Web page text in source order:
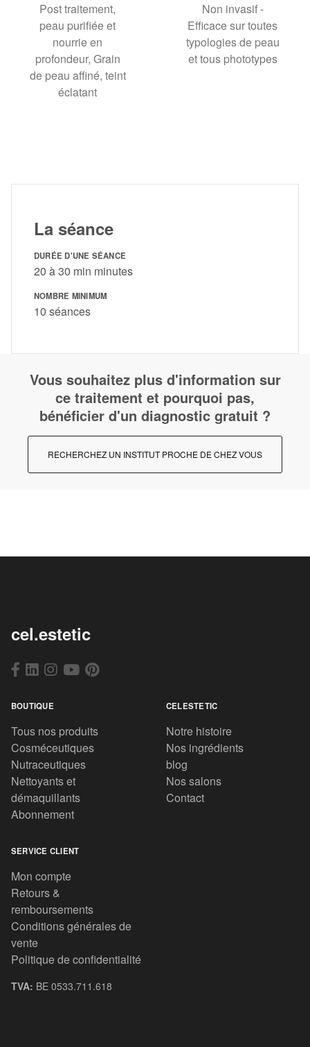
Post traitement,
peau purifiée et
nourrie en
profondeur, Grain
de peau affiné, teint
éclatant
Non invasif -
Efficace sur toutes
typologies de peau
et tous phototypes
La séance
DURÉE D'UNE SÉANCE
20 à 30 min minutes
NOMBRE MINIMUM
10 séances
Vous souhaitez plus d'information sur
ce traitement et pourquoi pas,
bénéficier d'un diagnostic gratuit ?
RECHERCHEZ UN INSTITUT PROCHE DE CHEZ VOUS
cel.estetic
BOUTIQUE
Tous nos produits
Cosméceutiques
Nutraceutiques
Nettoyants et
démaquillants
Abonnement
CELESTETIC
Notre histoire
Nos ingrédients
blog
Nos salons
Contact
SERVICE CLIENT
Mon compte
Retours &
remboursements
Conditions générales de
vente
Politique de confidentialité
TVA: BE 0533.711.618